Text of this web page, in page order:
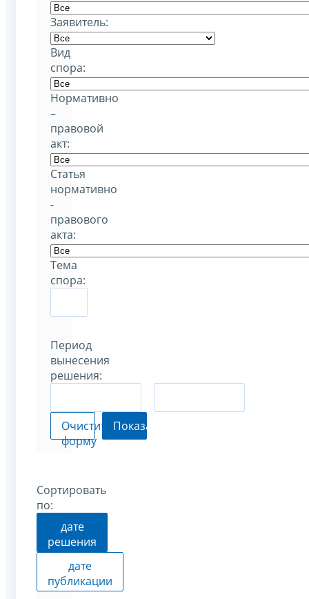
Заявитель:
Вид
спора:
Нормативно
–
правовой
акт:
Статья
нормативно
-
правового
акта:
Тема
спора:
Период
вынесения
решения:
Очистить
форму
Показать
Сортировать
по:
дате
решения
дате
публикации